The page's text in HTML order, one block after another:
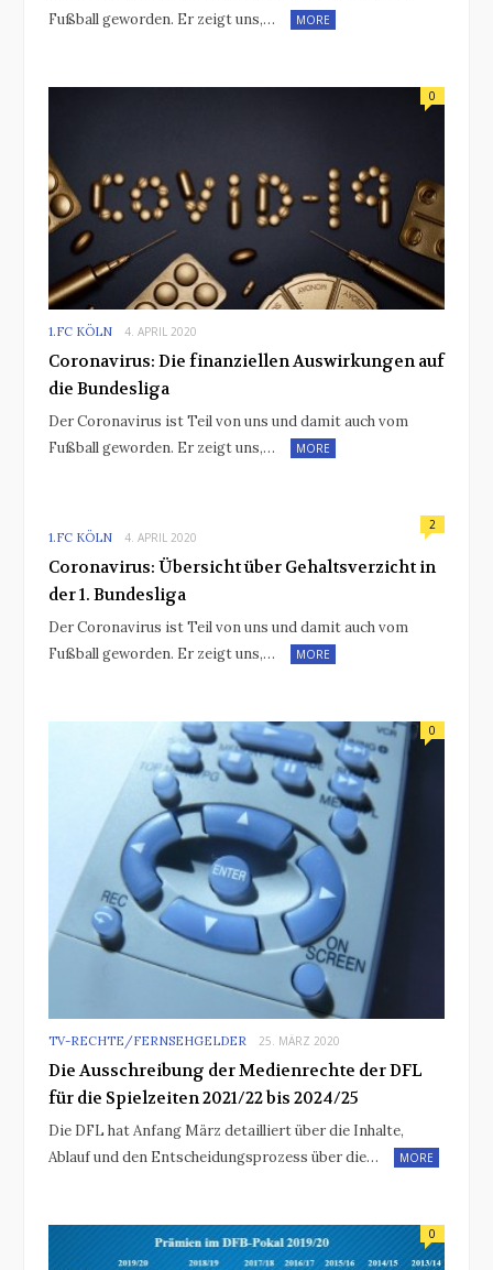
Fußball geworden. Er zeigt uns,…
MORE
1.FC KÖLN 4. APRIL 2020
0
Coronavirus: Die finanziellen Auswirkungen auf
die Bundesliga
Der Coronavirus ist Teil von uns und damit auch vom
Fußball geworden. Er zeigt uns,…
MORE
1.FC KÖLN 4. APRIL 2020
2
Coronavirus: Übersicht über Gehaltsverzicht in
der 1. Bundesliga
Der Coronavirus ist Teil von uns und damit auch vom
Fußball geworden. Er zeigt uns,…
MORE
TV-RECHTE/FERNSEHGELDER 25. MÄRZ 2020
0
Die Ausschreibung der Medienrechte der DFL
für die Spielzeiten 2021/22 bis 2024/25
Die DFL hat Anfang März detailliert über die Inhalte,
Ablauf und den Entscheidungsprozess über die…
MORE
0